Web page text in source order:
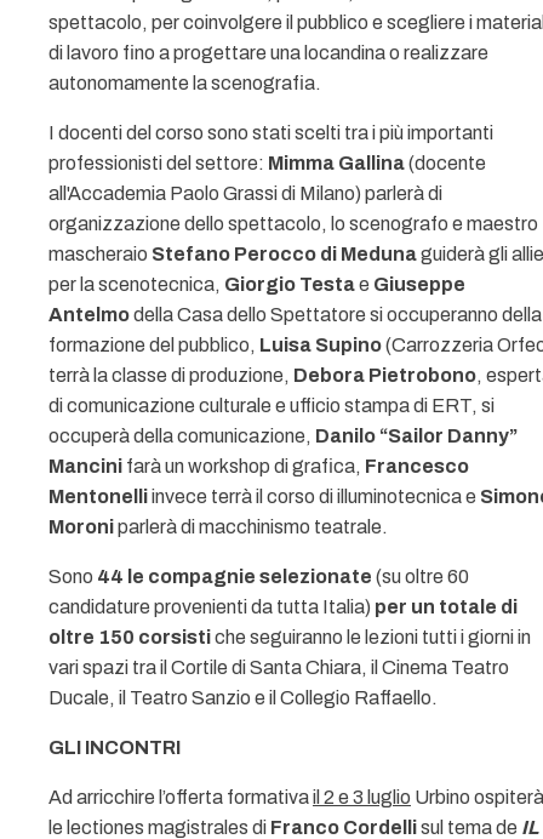
spettacolo, per coinvolgere il pubblico e scegliere i
di lavoro fino a progettare una locandina o realizzare
autonomamente la scenografia.
I docenti del corso sono stati scelti tra i più importanti
professionisti del settore: Mimma Gallina(docente
all'Accademia Paolo Grassi di Milano) parlerà di
organizzazione dello spettacolo, lo scenografo e maestro
mascheraio Stefano Perocco di Medunaguiderà gli
per la scenotecnica, Giorgio Testae Giuseppe
Antelmodella Casa dello Spettatore si occuperanno della
formazione del pubblico, Luisa Supino(Carrozzeria
terrà la classe di produzione, Debora Pietrobono,
di comunicazione culturale e ufficio stampa di ERT, si
occuperà della comunicazione, Danilo “Sailor Danny”
Mancini farà un workshop di grafica, Francesco
Mentonelliinvece terrà il corso di illuminotecnica e
Moroniparlerà di macchinismo teatrale.
Sono 44 le compagnie selezionate (su oltre 60
candidature provenienti da tutta Italia) per un totale di
oltre 150 corsistiche seguiranno le lezioni tutti i giorni in
vari spazi tra il Cortile di Santa Chiara, il Cinema Teatro
Ducale, il Teatro Sanzio e il Collegio Raffaello.
GLI INCONTRI
Ad arricchire l’offerta formativail 2 e 3 luglio Urbino ospiterà
le lectiones magistrales di Franco Cordellisul tema de IL